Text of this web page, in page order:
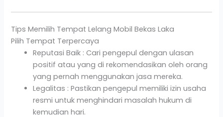
Tips Memilih Tempat Lelang Mobil Bekas Laka
Pilih Tempat Terpercaya
Reputasi Baik : Cari pengepul dengan ulasan
positif atau yang di rekomendasikan oleh orang
yang pernah menggunakan jasa mereka.
Legalitas : Pastikan pengepul memiliki izin usaha
resmi untuk menghindari masalah hukum di
kemudian hari.